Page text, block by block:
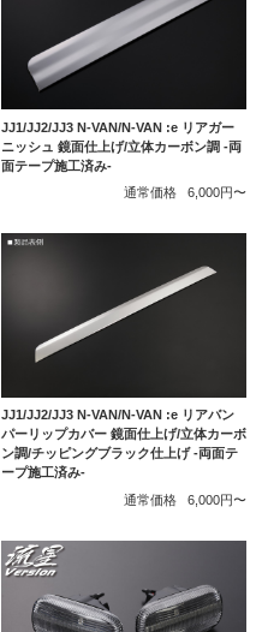
JJ1/JJ2/JJ3 N-VAN/N-VAN :e リアガー
ニッシュ 鏡面仕上げ/立体カーボン調 -両
面テープ施工済み-
通常価格
6,000円〜
JJ1/JJ2/JJ3 N-VAN/N-VAN :e リアバン
パーリップカバー 鏡面仕上げ/立体カーボ
ン調/チッピングブラック仕上げ -両面テ
ープ施工済み-
通常価格
6,000円〜